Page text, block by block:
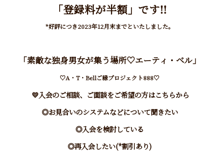
「登録料が半額」です!!
*好評につき2023年12月末までといたしました。
「素敵な独身男女が集う場所♡エーティ・ベル」
♡A・T・Bellご縁プロジェクト888♡
💛入会のご相談、ご面談をご希望の方はこちらから
◎お見合いのシステムなどについて聞きたい
◎入会を検討している
◎再入会したい(*割引あり)